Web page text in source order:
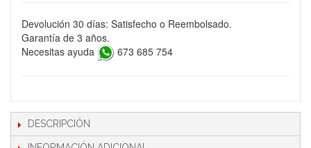
Devolución 30 días: Satisfecho o Reembolsado.
Garantía de 3 años.
Necesitas ayuda
673 685 754
DESCRIPCIÓN